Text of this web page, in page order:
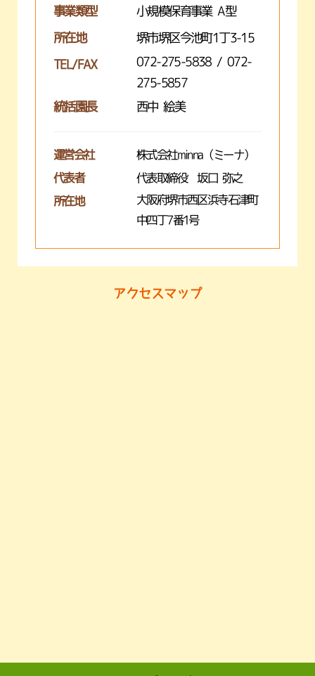
事業類型
小規模保育事業 A型
所在地 堺市堺区今池町1丁3-15
TEL/FAX
072-275-5838 / 072-
275-5857
統括園長
西中 絵美
運営会社 株式会社minna（ミーナ）
代表者 代表取締役 坂口 弥之
所在地
大阪府堺市西区浜寺石津町
中四丁7番1号
アクセスマップ